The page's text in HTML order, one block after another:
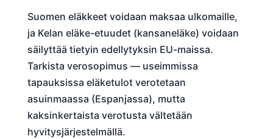
Suomen eläkkeet voidaan maksaa ulkomaille,
ja Kelan eläke-etuudet (kansaneläke) voidaan
säilyttää tietyin edellytyksin EU-maissa.
Tarkista verosopimus — useimmissa
tapauksissa eläketulot verotetaan
asuinmaassa (Espanjassa), mutta
kaksinkertaista verotusta vältetään
hyvitysjärjestelmällä.